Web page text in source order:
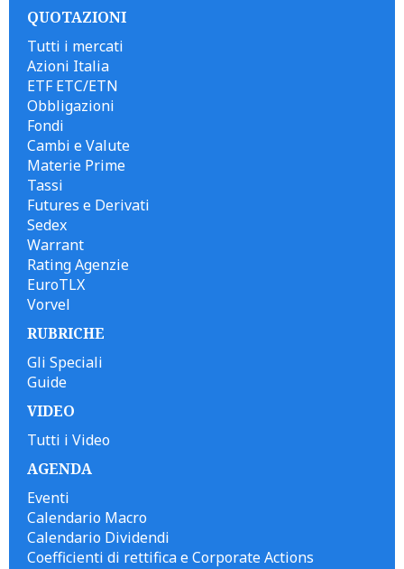
QUOTAZIONI
Tutti i mercati
Azioni Italia
ETF ETC/ETN
Obbligazioni
Fondi
Cambi e Valute
Materie Prime
Tassi
Futures e Derivati
Sedex
Warrant
Rating Agenzie
EuroTLX
Vorvel
RUBRICHE
Gli Speciali
Guide
VIDEO
Tutti i Video
AGENDA
Eventi
Calendario Macro
Calendario Dividendi
Coefficienti di rettifica e Corporate Actions